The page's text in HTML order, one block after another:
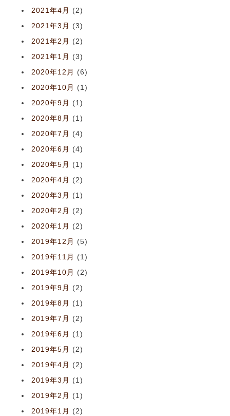
2021年4月
(2)
2021年3月
(3)
2021年2月
(2)
2021年1月
(3)
2020年12月
(6)
2020年10月
(1)
2020年9月
(1)
2020年8月
(1)
2020年7月
(4)
2020年6月
(4)
2020年5月
(1)
2020年4月
(2)
2020年3月
(1)
2020年2月
(2)
2020年1月
(2)
2019年12月
(5)
2019年11月
(1)
2019年10月
(2)
2019年9月
(2)
2019年8月
(1)
2019年7月
(2)
2019年6月
(1)
2019年5月
(2)
2019年4月
(2)
2019年3月
(1)
2019年2月
(1)
2019年1月
(2)